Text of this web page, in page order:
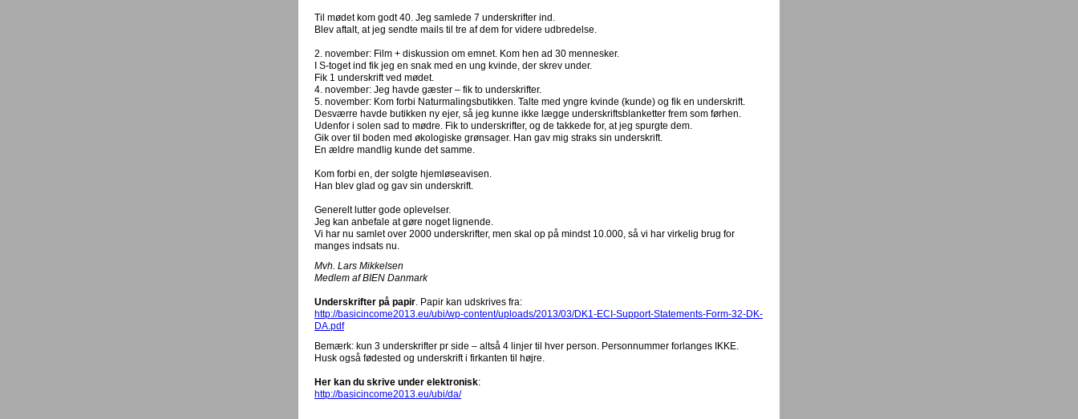
Til mødet kom godt 40. Jeg samlede 7 underskrifter ind.
Blev aftalt, at jeg sendte mails til tre af dem for videre udbredelse.
2. november: Film + diskussion om emnet. Kom hen ad 30 mennesker.
I S-toget ind fik jeg en snak med en ung kvinde, der skrev under.
Fik 1 underskrift ved mødet.
4. november: Jeg havde gæster – fik to underskrifter.
5. november: Kom forbi Naturmalingsbutikken. Talte med yngre kvinde (kunde) og fik en underskrift.
Desværre havde butikken ny ejer, så jeg kunne ikke lægge underskriftsblanketter frem som førhen.
Udenfor i solen sad to mødre. Fik to underskrifter, og de takkede for, at jeg spurgte dem.
Gik over til boden med økologiske grønsager. Han gav mig straks sin underskrift.
En ældre mandlig kunde det samme.
Kom forbi en, der solgte hjemløseavisen.
Han blev glad og gav sin underskrift.
Generelt lutter gode oplevelser.
Jeg kan anbefale at gøre noget lignende.
Vi har nu samlet over 2000 underskrifter, men skal op på mindst 10.000, så vi har virkelig brug for
manges indsats nu.
Mvh. Lars Mikkelsen
Medlem af BIEN Danmark
Underskrifter på papir. Papir kan udskrives fra:
http://basicincome2013.eu/ubi/wp-content/uploads/2013/03/DK1-ECI-Support-Statements-Form-32-DK-
DA.pdf
Bemærk: kun 3 underskrifter pr side – altså 4 linjer til hver person. Personnummer forlanges IKKE.
Husk også fødested og underskrift i firkanten til højre.
Her kan du skrive under elektronisk:
http://basicincome2013.eu/ubi/da/